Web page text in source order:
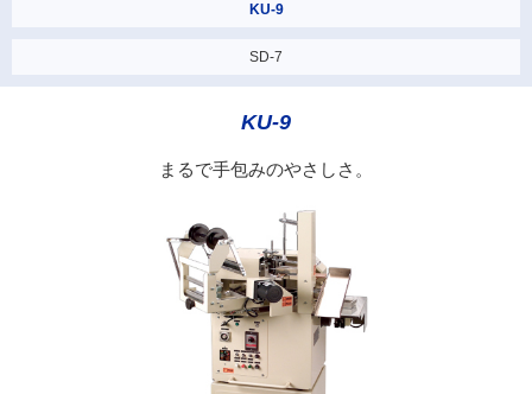
KU-9
SD-7
KU-9
まるで手包みのやさしさ。